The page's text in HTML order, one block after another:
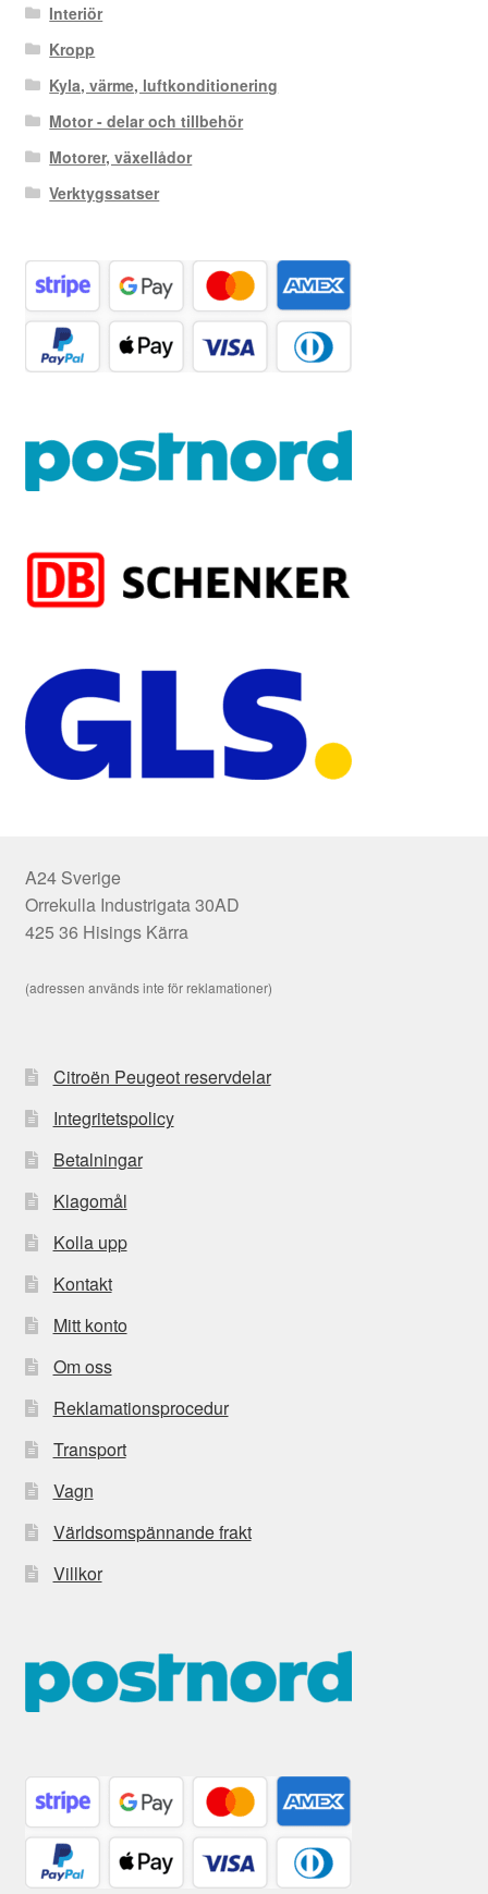
Interiör
Kropp
Kyla, värme, luftkonditionering
Motor - delar och tillbehör
Motorer, växellådor
Verktygssatser
A24 Sverige
Orrekulla Industrigata 30AD
425 36 Hisings Kärra
(adressen används inte för reklamationer)
Citroën Peugeot reservdelar
Integritetspolicy
Betalningar
Klagomål
Kolla upp
Kontakt
Mitt konto
Om oss
Reklamationsprocedur
Transport
Vagn
Världsomspännande frakt
Villkor